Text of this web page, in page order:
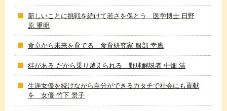
新しいことに挑戦を続けて若さを保とう 医学博士 日野
原 重明
食卓から未来を育てる 食育研究家 服部 幸應
絆がある だから乗り越えられる 野球解説者 中畑 清
生涯女優を続けながら自分ができるカタチで社会にも貢献
を 女優 竹下 景子